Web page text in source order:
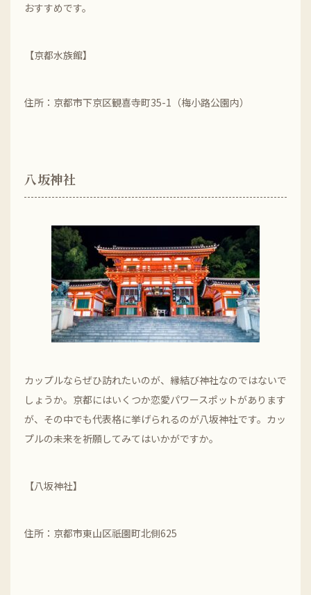
おすすめです。
【京都水族館】
住所：京都市下京区観喜寺町35-1（梅小路公園内）
八坂神社
カップルならぜひ訪れたいのが、縁結び神社なのではないで
しょうか。京都にはいくつか恋愛パワースポットがあります
が、その中でも代表格に挙げられるのが八坂神社です。カッ
プルの未来を祈願してみてはいかがですか。
【八坂神社】
住所：京都市東山区祇園町北側625